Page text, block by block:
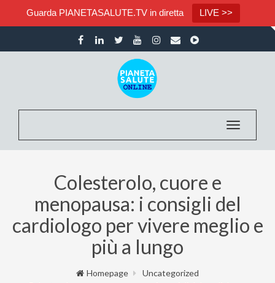
Guarda PIANETASALUTE.TV in diretta LIVE >>
Toggle
Colesterolo, cuore e
menopausa: i consigli del
cardiologo per vivere meglio e
più a lungo
Homepage
Uncategorized